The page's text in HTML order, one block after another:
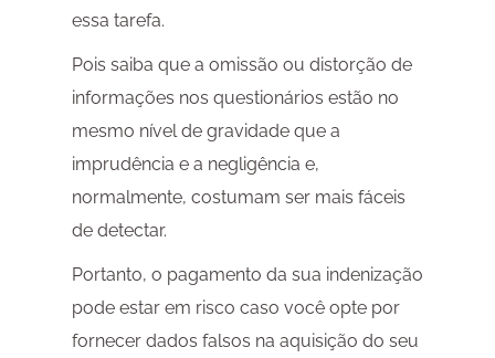
essa tarefa.
Pois saiba que a omissão ou distorção de
informações nos questionários estão no
mesmo nível de gravidade que a
imprudência e a negligência e,
normalmente, costumam ser mais fáceis
de detectar.
Portanto, o pagamento da sua indenização
pode estar em risco caso você opte por
fornecer dados falsos na aquisição do seu